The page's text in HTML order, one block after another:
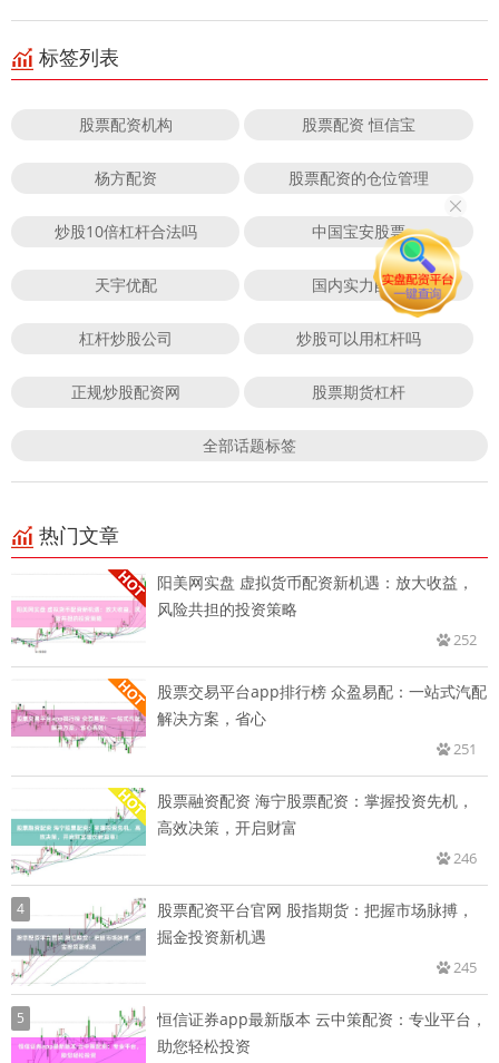
标签列表
股票配资机构 股票配资 恒信宝
杨方配资 股票配资的仓位管理
炒股10倍杠杆合法吗 中国宝安股票
天宇优配 国内实力配资
杠杆炒股公司 炒股可以用杠杆吗
正规炒股配资网 股票期货杠杆
全部话题标签
热门文章
阳美网实盘 虚拟货币配资新机遇：放大收益，
风险共担的投资策略
252
股票交易平台app排行榜 众盈易配：一站式汽配
解决方案，省心
251
股票融资配资 海宁股票配资：掌握投资先机，
高效决策，开启财富
246
4
股票配资平台官网 股指期货：把握市场脉搏，
掘金投资新机遇
245
5
恒信证券app最新版本 云中策配资：专业平台，
助您轻松投资